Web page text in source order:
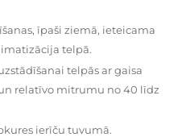
īpaši ziemā, ieteicama
telpā.
telpās ar gaisa
relatīvo mitrumu no 40 līdz
ierīču tuvumā.